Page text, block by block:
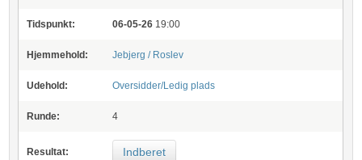
Tidspunkt: 06-05-26 19:00
Hjemmehold: Jebjerg / Roslev
Udehold: Oversidder/Ledig plads
Runde: 4
Resultat: Indberet